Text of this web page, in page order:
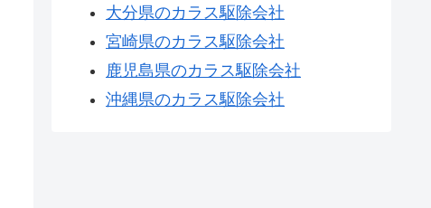
大分県のカラス駆除会社
宮崎県のカラス駆除会社
鹿児島県のカラス駆除会社
沖縄県のカラス駆除会社